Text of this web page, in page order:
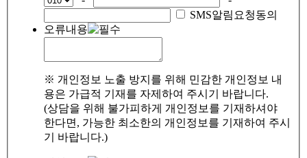
SMS알림요청동의
오류내용
※ 개인정보 노출 방지를 위해 민감한 개인정보 내
용은 가급적 기재를 자제하여 주시기 바랍니다.
(상담을 위해 불가피하게 개인정보를 기재하셔야
한다면, 가능한 최소한의 개인정보를 기재하여 주시
기 바랍니다.)